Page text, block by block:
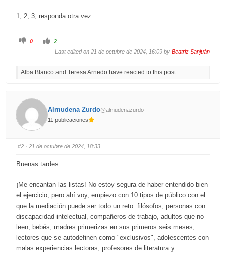
1, 2, 3, responda otra vez...
C
o
m
s
o
w
0
C
o
b
s
u
p
2
Last edited on 21 de octubre de 2024, 16:09 by Beatriz Sanjuán
Alba Blanco and Teresa Arnedo have reacted to this post.
Almudena Zurdo@almudenazurdo
11 publicaciones
#2 · 21 de octubre de 2024, 18:33
Buenas tardes:
¡Me encantan las listas! No estoy segura de haber entendido bien
el ejercicio, pero ahí voy, empiezo con 10 tipos de público con el
que la mediación puede ser todo un reto: filósofos, personas con
discapacidad intelectual, compañeros de trabajo, adultos que no
leen, bebés, madres primerizas en sus primeros seis meses,
lectores que se autodefinen como "exclusivos", adolescentes con
malas experiencias lectoras, profesores de literatura y